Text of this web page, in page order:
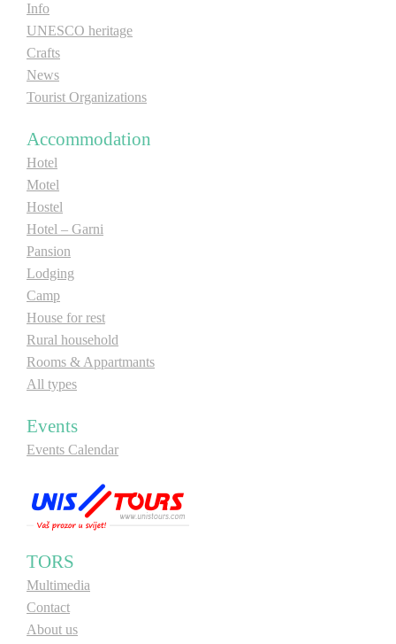
Info
UNESCO heritage
Crafts
News
Tourist Organizations
Accommodation
Hotel
Motel
Hostel
Hotel – Garni
Pansion
Lodging
Camp
House for rest
Rural household
Rooms & Appartmants
All types
Events
Events Calendar
TORS
Multimedia
Contact
About us